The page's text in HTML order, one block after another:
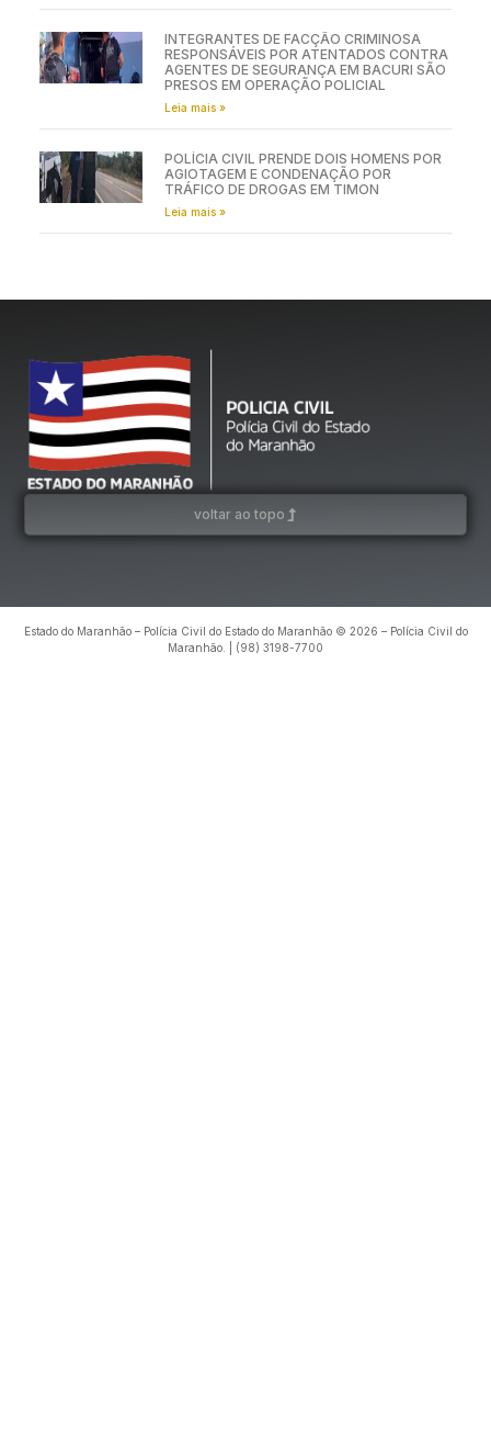
INTEGRANTES DE FACÇÃO CRIMINOSA
RESPONSÁVEIS POR ATENTADOS CONTRA
AGENTES DE SEGURANÇA EM BACURI SÃO
PRESOS EM OPERAÇÃO POLICIAL
Leia mais »
POLÍCIA CIVIL PRENDE DOIS HOMENS POR
AGIOTAGEM E CONDENAÇÃO POR
TRÁFICO DE DROGAS EM TIMON
Leia mais »
voltar ao topo
Estado do Maranhão – Polícia Civil do Estado do Maranhão © 2026 – Polícia Civil do
Maranhão. | (98) 3198-7700